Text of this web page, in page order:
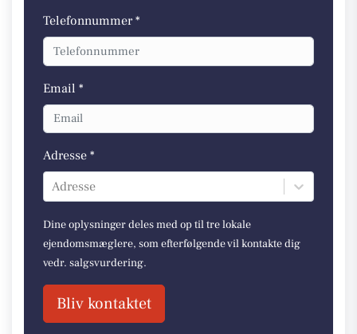
Telefonnummer *
Email *
Adresse *
Adresse
Dine oplysninger deles med op til tre lokale
ejendomsmæglere, som efterfølgende vil kontakte dig
vedr. salgsvurdering.
Bliv kontaktet